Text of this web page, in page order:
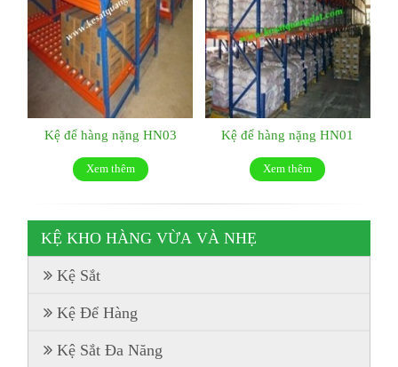
Kệ để hàng nặng HN03
Xem thêm
Kệ để hàng nặng HN01
Xem thêm
KỆ KHO HÀNG VỪA VÀ NHẸ
Kệ Sắt
Kệ Để Hàng
Kệ Sắt Đa Năng